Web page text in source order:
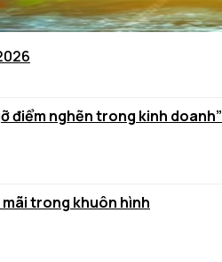
điểm nghẽn trong kinh doanh”
mãi trong khuôn hình